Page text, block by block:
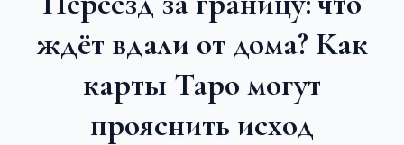
ждёт вдали от дома? Как
карты Таро могут
прояснить исход